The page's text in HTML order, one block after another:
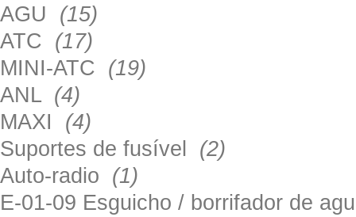
AGU (15)
ATC (17)
MINI-ATC (19)
ANL (4)
MAXI (4)
Suportes de fusível (2)
Auto-radio (1)
E-01-09 Esguicho / borrifador de